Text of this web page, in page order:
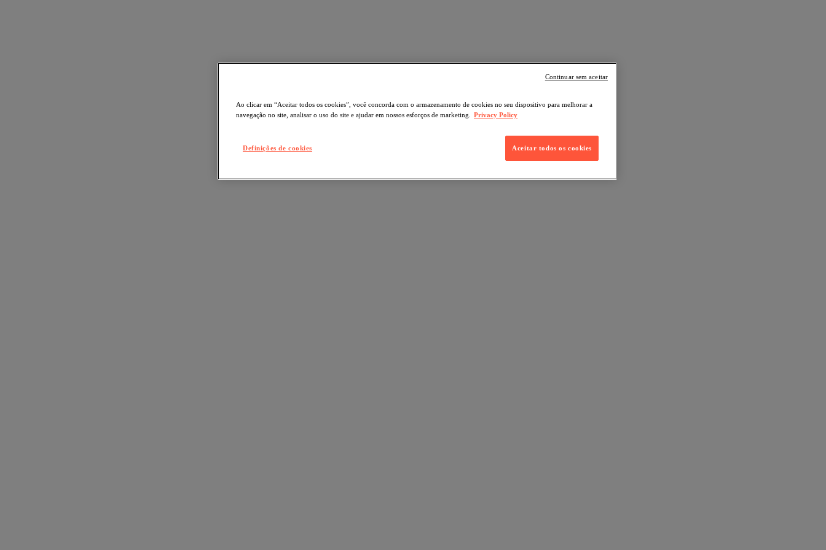
Ao clicar em “Aceitar todos os cookies”, você concorda com o armazenamento de cookies no seu dispositivo para melhorar a
navegação no site, analisar o uso do site e ajudar em nossos esforços de marketing.
Privacy Policy
Definições de cookies Aceitar todos os cookies
Continuar sem aceitar